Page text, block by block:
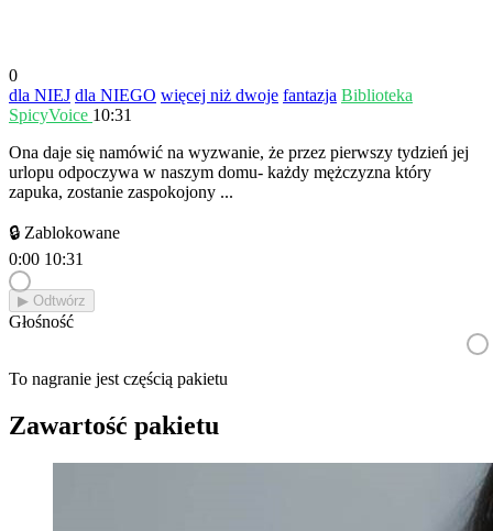
0
dla NIEJ dla NIEGO więcej niż dwoje fantazja Biblioteka
SpicyVoice 10:31
Ona daje się namówić na wyzwanie, że przez pierwszy tydzień jej
urlopu odpoczywa w naszym domu- każdy mężczyzna który
zapuka, zostanie zaspokojony ...
🔒 Zablokowane
0:00 10:31
▶︎ Odtwórz
Głośność
To nagranie jest częścią pakietu
Zawartość pakietu